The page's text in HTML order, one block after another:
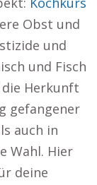
Obst und
und
und Fisch
Herkunft
gefangener
auch in
Wahl. Hier
deine